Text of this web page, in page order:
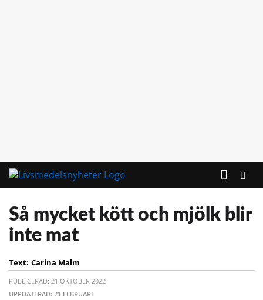
Så mycket kött och mjölk blir
inte mat
Text: Carina Malm
PUBLICERAD: 21 OKTOBER 2022
UPPDATERAD: 21 FEBRUARI